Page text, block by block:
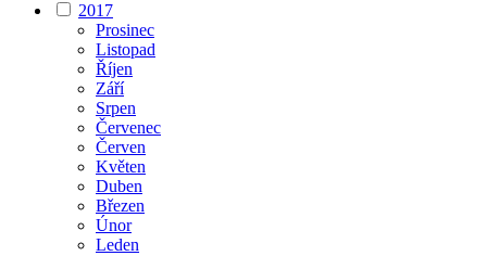
2017
Prosinec
Listopad
Říjen
Září
Srpen
Červenec
Červen
Květen
Duben
Březen
Únor
Leden